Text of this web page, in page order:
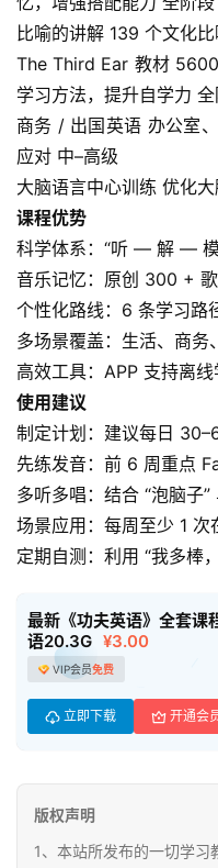
程
源
初
中
资
料
小
学
资
料
自
媒
体
资
源
中
资
料
启
蒙
比喻的讲解 139 个文化
The Third Ear 教材
学习方法，提升自学力
商务 / 出国英语 办公室
应对 中–高级
大脑语言中心训练 优化
课程优势
科学体系：“听 — 解 —
音乐记忆：原创 300 +
个性化路线：6 条学习路
多场景覆盖：生活、商务
高效工具：APP 支持离
使用建议
制定计划：建议每日
先练发音：前 6 周重点
多听多唱：结合 “泡脑子
场景应用：每周至少 1
定期自测：利用 “我多棒
最新《功夫英语》全套课
语20.3G ¥3.00
VIP会员免费
立即下载 开通会
版权声明
1、本站所发布的一切学